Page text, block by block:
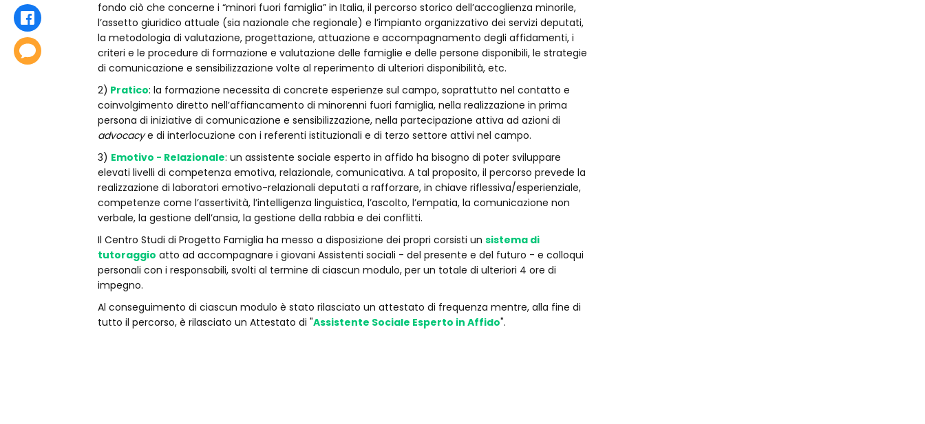
fondo ciò che concerne i “minori fuori famiglia” in Italia, il percorso storico dell’accoglienza minorile,
l’assetto giuridico attuale (sia nazionale che regionale) e l’impianto organizzativo dei servizi deputati,
la metodologia di valutazione, progettazione, attuazione e accompagnamento degli affidamenti, i
criteri e le procedure di formazione e valutazione delle famiglie e delle persone disponibili, le strategie
di comunicazione e sensibilizzazione volte al reperimento di ulteriori disponibilità, etc.
2) Pratico: la formazione necessita di concrete esperienze sul campo, soprattutto nel contatto e
coinvolgimento diretto nell’affiancamento di minorenni fuori famiglia, nella realizzazione in prima
persona di iniziative di comunicazione e sensibilizzazione, nella partecipazione attiva ad azioni di
advocacye di interlocuzione con i referenti istituzionali e di terzo settore attivi nel campo.
3) Emotivo - Relazionale: un assistente sociale esperto in affido ha bisogno di poter sviluppare
elevati livelli di competenza emotiva, relazionale, comunicativa. A tal proposito, il percorso prevede la
realizzazione di laboratori emotivo-relazionali deputati a rafforzare, in chiave riflessiva/esperienziale,
competenze come l’assertività, l’intelligenza linguistica, l’ascolto, l’empatia, la comunicazione non
verbale, la gestione dell’ansia, la gestione della rabbia e dei conflitti.
Il Centro Studi di Progetto Famiglia ha messo a disposizione dei propri corsisti un sistema di
tutoraggio atto ad accompagnare i giovani Assistenti sociali - del presente e del futuro - e colloqui
personali con i responsabili, svolti al termine di ciascun modulo, per un totale di ulteriori 4 ore di
impegno.
Al conseguimento di ciascun modulo è stato rilasciato un attestato di frequenza mentre, alla fine di
tutto il percorso, è rilasciato un Attestato di "Assistente Sociale Esperto in Affido".